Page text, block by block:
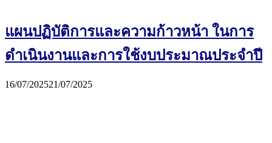
แผนปฏิบัติการและความก้าวหน้า ในการ
ดำเนินงานและการใช้งบประมาณประจำปี
16/07/202521/07/2025